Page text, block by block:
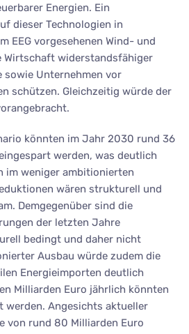
Energien. Ein
dieser Technologien in
EEG vorgesehenen Wind- und
Wirtschaft widerstandsfähiger
sowie Unternehmen vor
schützen. Gleichzeitig würde der
könnten im Jahr 2030 rund 36
werden, was deutlich
im weniger ambitionierten
wären strukturell und
Demgegenüber sind die
der letzten Jahre
bedingt und daher nicht
Ausbau würde zudem die
Energieimporten deutlich
Milliarden Euro jährlich könnten
werden. Angesichts aktueller
von rund 80 Milliarden Euro